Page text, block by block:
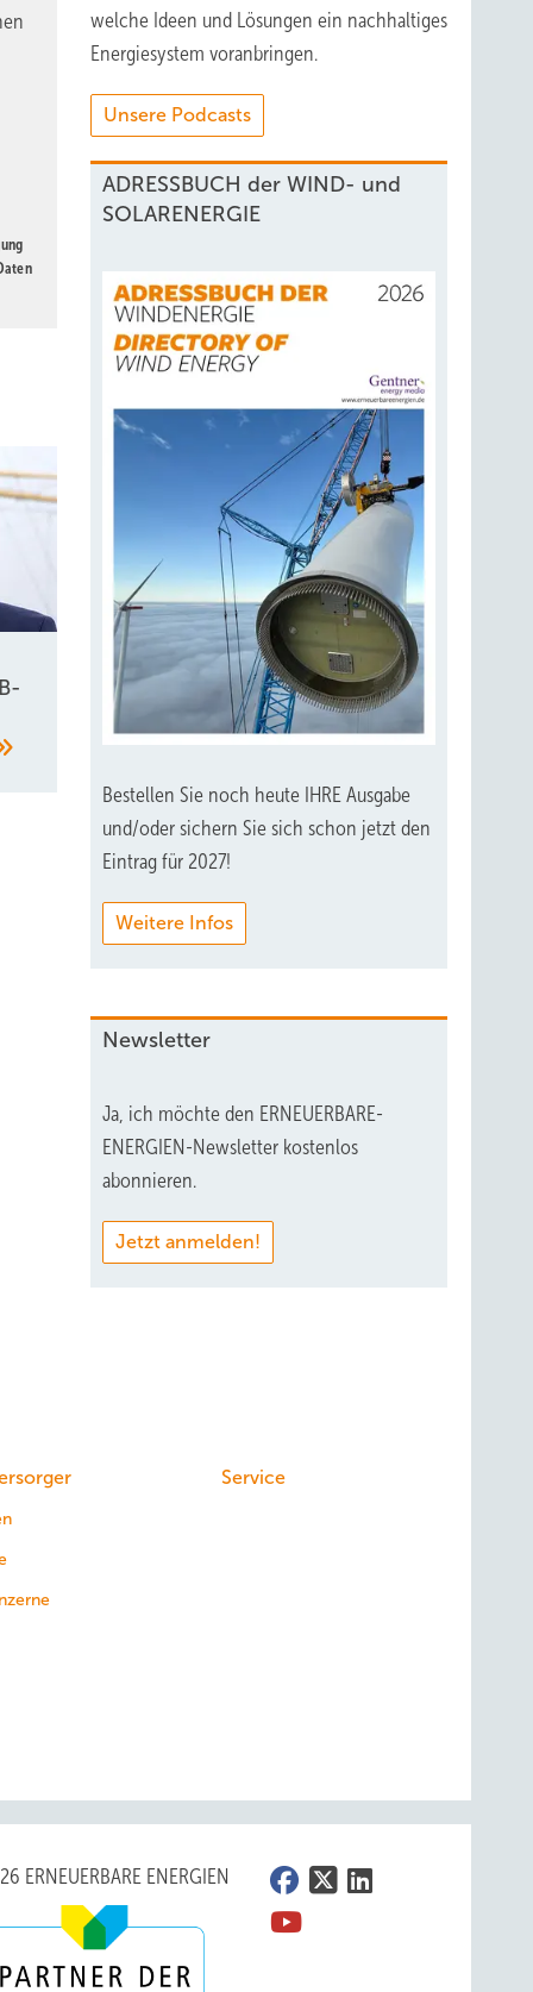
die
KfW
sind
den
welche Ideen und Lösungen ein nachhaltiges
Energiesystem voranbringen.
Unsere Podcasts
ADRESSBUCH der WIND- und
SOLARENERGIE
Bestellen Sie noch heute IHRE Ausgabe
und/oder sichern Sie sich schon jetzt den
Eintrag für 2027!
Weitere Infos
Newsletter
Ja, ich möchte den ERNEUERBARE-
ENERGIEN-Newsletter kostenlos
abonnieren.
Jetzt anmelden!
Service
ERNEUERBARE ENERGIEN